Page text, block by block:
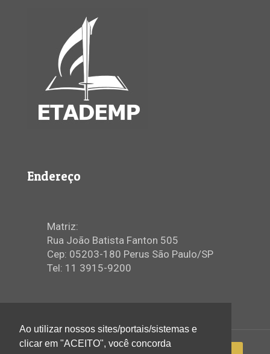
Endereço
Matriz:
Rua João Batista Fanton 505
Cep: 05203-180 Perus São Paulo/SP
Tel: 11 3915-9200
Ao utilizar nossos sites/portais/sistemas e
clicar em "ACEITO", você concorda